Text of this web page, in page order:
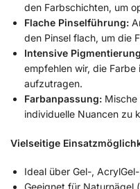
den Farbschichten, um
Flache Pinselführung:
den Pinsel flach, um die
Intensive
empfehlen wir, die
aufzutragen.
Farbanpassung: Mische
individuelle Nuancen zu
Vielseitige
Ideal über Gel-,